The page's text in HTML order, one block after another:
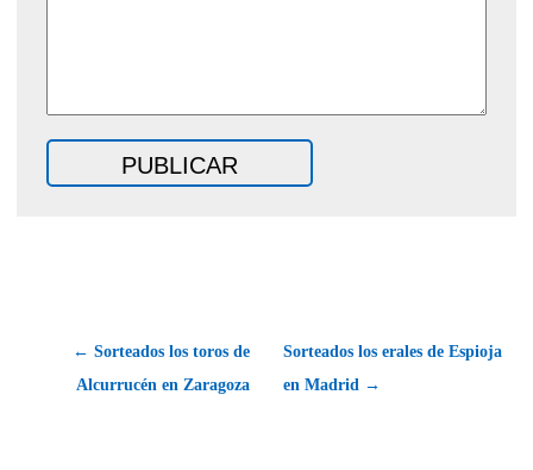
← Sorteados los toros de
Alcurrucén en Zaragoza
Sorteados los erales de Espioja
en Madrid →